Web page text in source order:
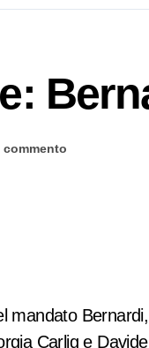
commento
mandato
Carlig e